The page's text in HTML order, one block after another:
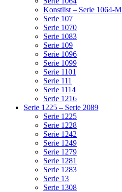
Konstlist – Serie 1064-M
Serie 107
Serie 1070
Serie 1083
Serie 109
Serie 1096
Serie 1099
Serie 1101
Serie 111
Serie 1114
Serie 1216
Serie 1225 – Serie 2089
Serie 1225
Serie 1228
Serie 1242
Serie 1249
Serie 1279
Serie 1281
Serie 1283
Serie 13
Serie 1308